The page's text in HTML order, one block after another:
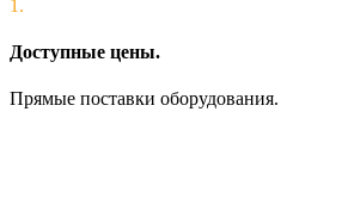
1.
Доступные цены.
Прямые поставки оборудования.